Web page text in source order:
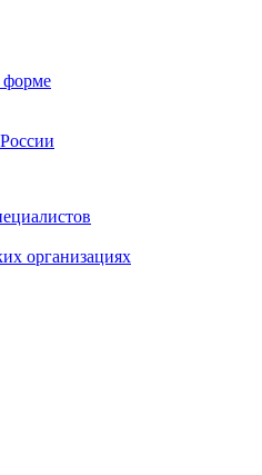
форме
организациях